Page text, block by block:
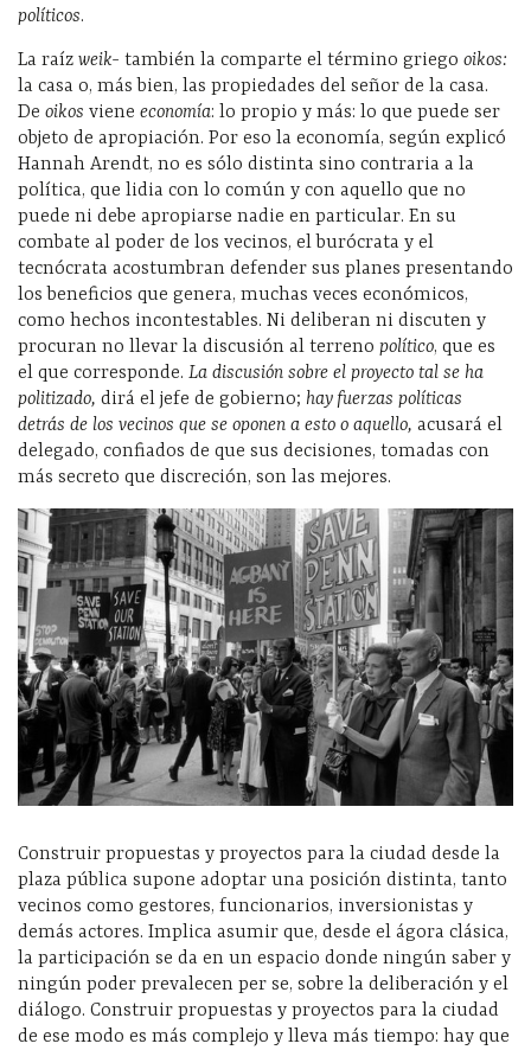
políticos.
La raíz weik- también la comparte el término griego oikos:
la casa o, más bien, las propiedades del señor de la casa.
De oikos viene economía: lo propio y más: lo que puede ser
objeto de apropiación. Por eso la economía, según explicó
Hannah Arendt, no es sólo distinta sino contraria a la
política, que lidia con lo común y con aquello que no
puede ni debe apropiarse nadie en particular. En su
combate al poder de los vecinos, el burócrata y el
tecnócrata acostumbran defender sus planes presentando
los beneficios que genera, muchas veces económicos,
como hechos incontestables. Ni deliberan ni discuten y
procuran no llevar la discusión al terreno político, que es
el que corresponde. La discusión sobre el proyecto tal se ha
politizado, dirá el jefe de gobierno; hay fuerzas políticas
detrás de los vecinos que se oponen a esto o aquello, acusará el
delegado, confiados de que sus decisiones, tomadas con
más secreto que discreción, son las mejores.
Construir propuestas y proyectos para la ciudad desde la
plaza pública supone adoptar una posición distinta, tanto
vecinos como gestores, funcionarios, inversionistas y
demás actores. Implica asumir que, desde el ágora clásica,
la participación se da en un espacio donde ningún saber y
ningún poder prevalecen per se, sobre la deliberación y el
diálogo. Construir propuestas y proyectos para la ciudad
de ese modo es más complejo y lleva más tiempo: hay que